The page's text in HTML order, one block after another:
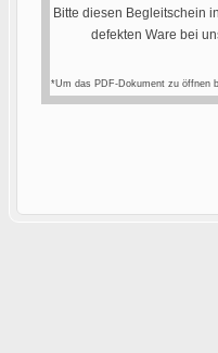
Bitte diesen Begleitschein
defekten Ware bei
*Um das PDF-Dokument zu öffnen